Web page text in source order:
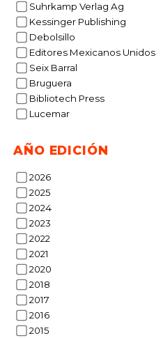
Suhrkamp Verlag Ag
Kessinger Publishing
Debolsillo
Editores Mexicanos Unidos
Seix Barral
Bruguera
Bibliotech Press
Lucemar
AÑO EDICIÓN
2026
2025
2024
2023
2022
2021
2020
2018
2017
2016
2015